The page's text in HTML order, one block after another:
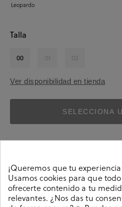
Leopardo
Talla
00 01 02
Ver disponibilidad en tienda
SELECCIONA
Detalles
¡Queremos que tu
Usamos cookies para que
ofrecerte contenido a tu
relevantes. ¿Nos das tu